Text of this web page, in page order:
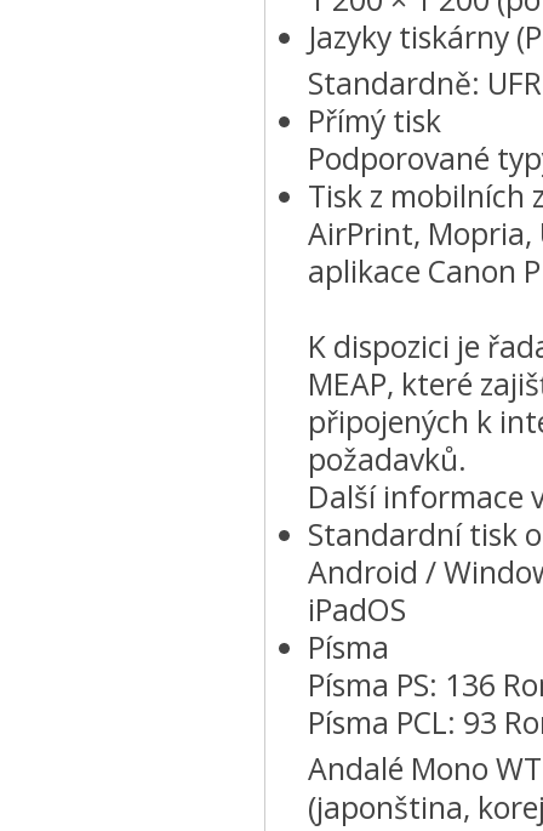
Jazyky tiskárny
Standardně:
Přímý tisk
Podporované
Tisk z mobilních
AirPrint, Mopria,
aplikace Canon
K dispozici je
MEAP, které
připojených k
požadavků.
Další informace
Standardní tisk
Android /
iPadOS
Písma
Písma PS: 136
Písma PCL: 93
Andalé Mono
(japonština,